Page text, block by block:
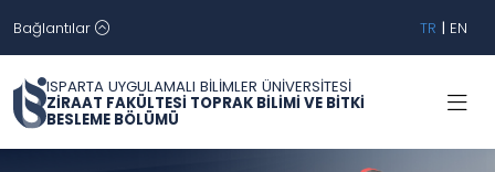
Bağlantılar TR | EN
ISPARTA UYGULAMALI BİLİMLER ÜNİVERSİTESİ
ZİRAAT FAKÜLTESİ TOPRAK BİLİMİ VE BİTKİ
BESLEME BÖLÜMÜ